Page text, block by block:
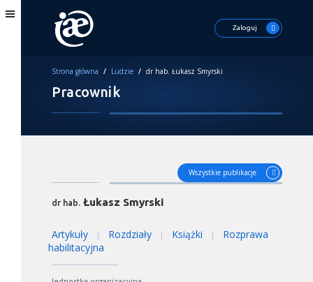
Zaloguj
Strona główna / Ludzie / dr hab. Łukasz Smyrski
Pracownik
Wszystkie publikacje
dr hab. Łukasz Smyrski
Artykuły | Rozdziały | Książki |
Rozprawa
habilitacyjna